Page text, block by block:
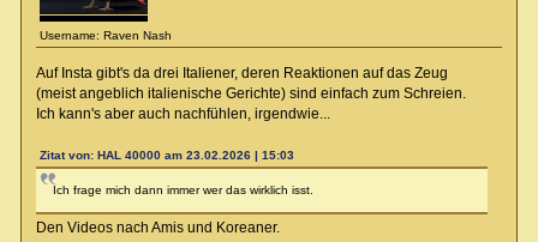
Username: Raven Nash
Auf Insta gibt's da drei Italiener, deren Reaktionen auf das Zeug
(meist angeblich italienische Gerichte) sind einfach zum Schreien.
Ich kann's aber auch nachfühlen, irgendwie...
Zitat von: HAL 40000 am 23.02.2026 | 15:03
Ich frage mich dann immer wer das wirklich isst.
Den Videos nach Amis und Koreaner.